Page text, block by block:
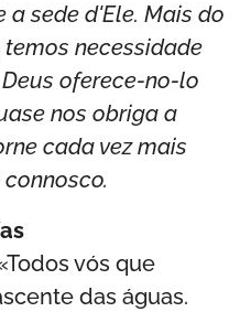
a sede d'Ele. Mais do
necessidade
oferece-no-lo
nos obriga a
cada vez mais
vós que
das águas.